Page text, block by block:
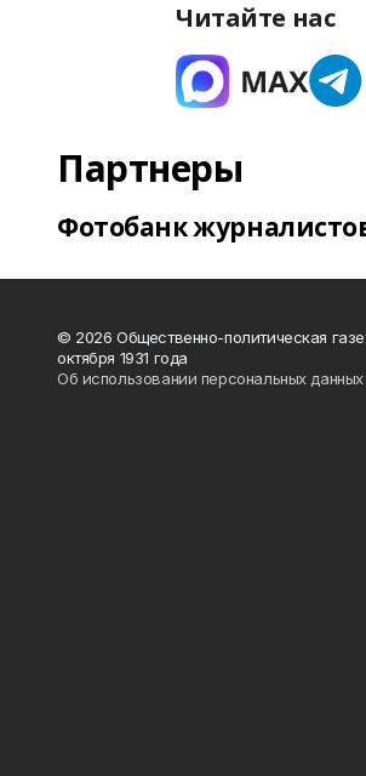
Читайте нас
Партнеры
Фотобанк
© 2026 Общественно-политическая
октября 1931 года
Об использовании персональных данных